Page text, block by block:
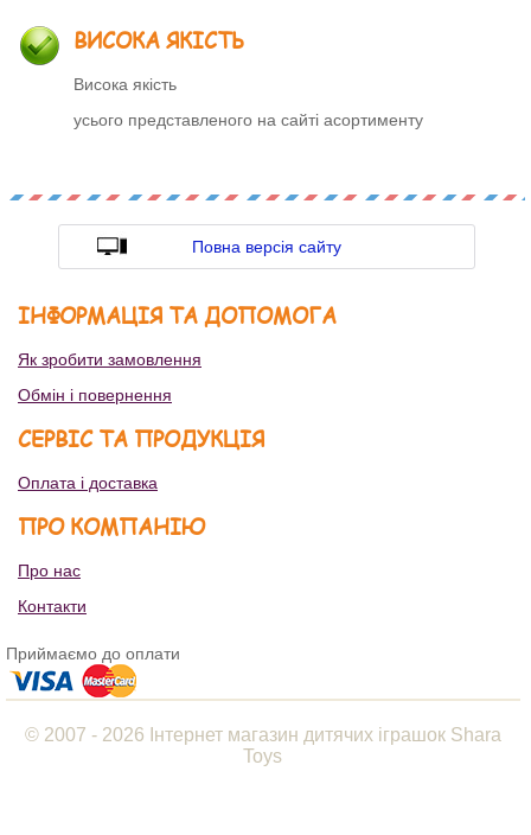
ВИСОКА ЯКІСТЬ
Висока якість
усього представленого на сайті асортименту
Повна версія сайту
ІНФОРМАЦІЯ ТА ДОПОМОГА
Як зробити замовлення
Обмін і повернення
СЕРВІС ТА ПРОДУКЦІЯ
Оплата і доставка
ПРО КОМПАНІЮ
Про нас
Контакти
Приймаємо до оплати
© 2007 - 2026 Інтернет магазин дитячих іграшок Shara
Toys